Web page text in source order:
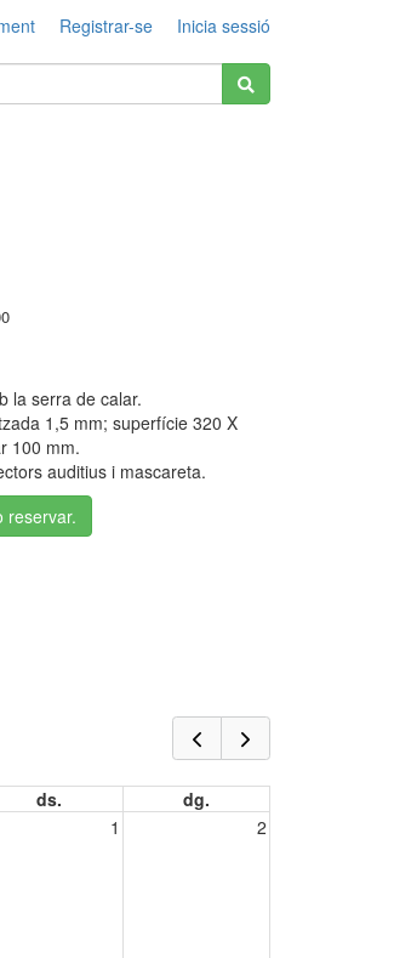
Registrar-se Inicia sessió
la serra de calar.
1,5 mm; superfície 320 X
100 mm.
auditius i mascareta.
reservar.
ds.
dg.
1
2